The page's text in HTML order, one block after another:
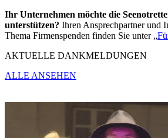
Ihr Unternehmen möchte die
unterstützen? Ihren Ansprechpartner und
Thema Firmenspenden finden Sie unter „
AKTUELLE DANKMELDUNGEN
ALLE ANSEHEN